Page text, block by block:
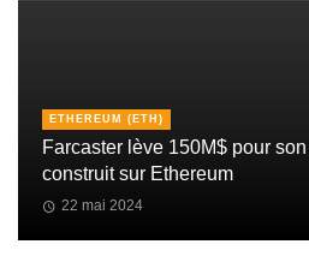
ETHEREUM (ETH)
Farcaster lève 150M$ pour
construit sur Ethereum
22 mai 2024